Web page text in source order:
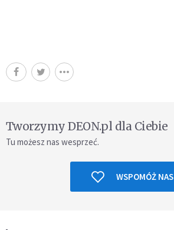
Tworzymy DEON.pl dla Ciebie
Tu możesz nas wesprzeć.
WSPOMÓŻ NAS